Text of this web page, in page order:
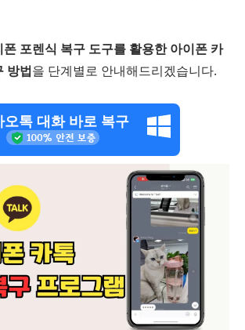
폰 포렌식 복구 도구를 활용한 아이폰 카
방법을 단계별로 안내해드리겠습니다.
오톡 대화 바로 복구